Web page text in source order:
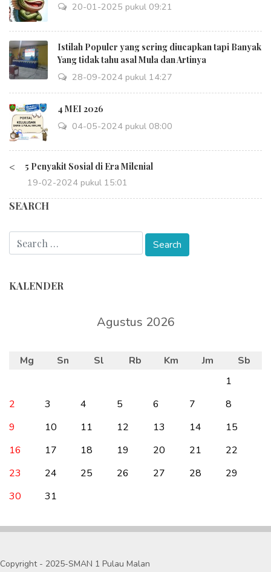
20-01-2025 pukul 09:21
Istilah Populer yang sering diucapkan tapi Banyak
Yang tidak tahu asal Mula dan Artinya
28-09-2024 pukul 14:27
4 MEI 2026
04-05-2024 pukul 08:00
< 5 Penyakit Sosial di Era Milenial
19-02-2024 pukul 15:01
SEARCH
KALENDER
Agustus 2026
Mg Sn Sl Rb Km Jm
Sb
1
2
3 4 5 6 7
8
9
10 11 12 13 14
15
16
17 18 19 20 21
22
23
24 25 26 27 28
29
30
31
Copyright - 2025-SMAN 1 Pulau Malan